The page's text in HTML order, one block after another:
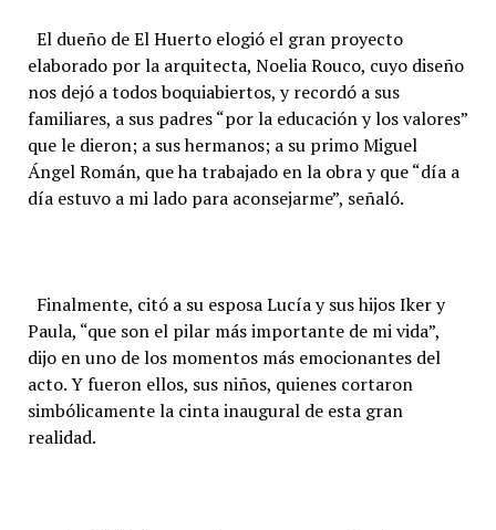
El dueño de El Huerto elogió el gran proyecto
elaborado por la arquitecta, Noelia Rouco, cuyo diseño
nos dejó a todos boquiabiertos, y recordó a sus
familiares, a sus padres “por la educación y los valores”
que le dieron; a sus hermanos; a su primo Miguel
Ángel Román, que ha trabajado en la obra y que “día a
día estuvo a mi lado para aconsejarme”, señaló.
Finalmente, citó a su esposa Lucía y sus hijos Iker y
Paula, “que son el pilar más importante de mi vida”,
dijo en uno de los momentos más emocionantes del
acto. Y fueron ellos, sus niños, quienes cortaron
simbólicamente la cinta inaugural de esta gran
realidad.